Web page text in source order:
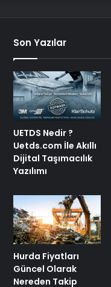
Son Yazılar
UETDS Nedir ?
Uetds.com İle Akıllı
Dijital Taşımacılık
Yazılımı
Hurda Fiyatları
Güncel Olarak
Nereden Takip